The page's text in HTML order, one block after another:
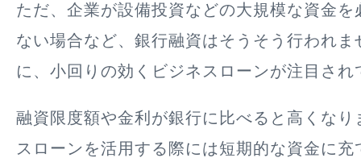
ただ、企業が設備投資などの大規模な資金を
ない場合など、銀行融資はそうそう行われま
に、小回りの効くビジネスローンが注目され
融資限度額や金利が銀行に比べると高くなり
スローンを活用する際には短期的な資金に